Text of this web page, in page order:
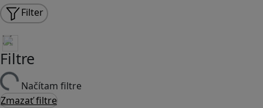
Filter
Filtre
Načítam filtre
Zmazať filtre